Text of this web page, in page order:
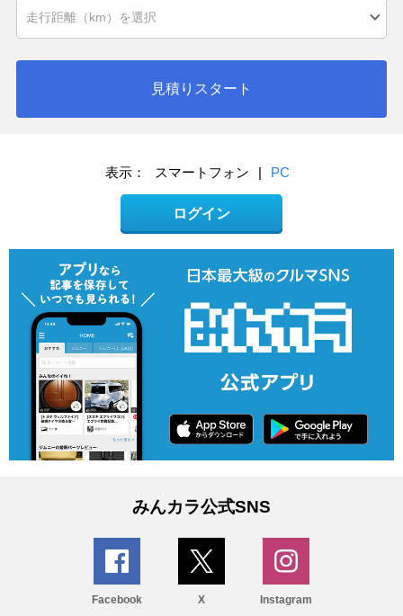
見積りスタート
表示： スマートフォン | PC
ログイン
みんカラ公式SNS
Facebook X Instagram